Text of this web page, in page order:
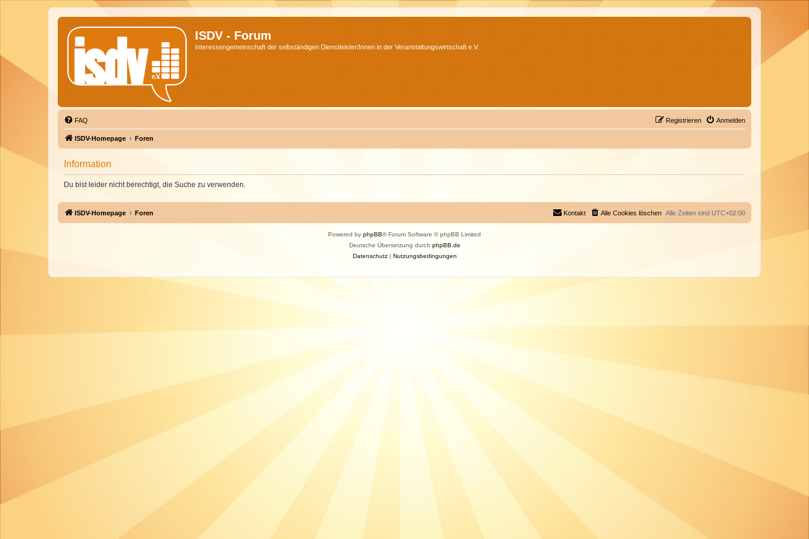
ISDV - Forum
Interessengemeinschaft der selbständigen Dienstleister/Innen in der Veranstaltungswirtschaft e.V.
FAQ Anmelden
Registrieren
ISDV-Homepage Foren
Information
Du bist leider nicht berechtigt, die Suche zu verwenden.
ISDV-Homepage Foren Alle Zeiten sind UTC+02:00
Alle Cookies löschen
Kontakt
Powered by phpBB® Forum Software © phpBB Limited
Deutsche Übersetzung durch phpBB.de
Datenschutz| Nutzungsbedingungen